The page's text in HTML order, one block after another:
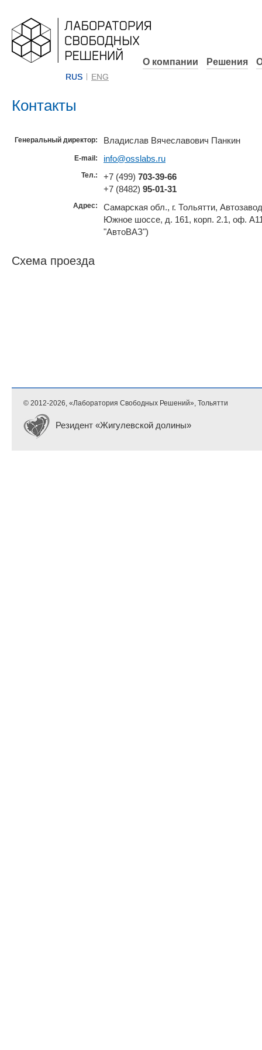
RUS ENG
О компании Решения
Контакты
Генеральный директор: Владислав Вячеславович Панкин
E-mail: info@osslabs.ru
Тел.: +7 (499) 703-39-66
+7 (8482) 95-01-31
Адрес:
Самарская обл., г. Тольятти,
Южное шоссе, д. 161, корп. 2.1, оф.
"АвтоВАЗ")
Схема проезда
© 2012-2026, «Лаборатория Свободных Решений», Тольятти
Резидент «Жигулевской долины»